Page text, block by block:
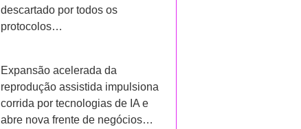
descartado por todos os
protocolos…
Expansão acelerada da
reprodução assistida impulsiona
corrida por tecnologias de IA e
abre nova frente de negócios…